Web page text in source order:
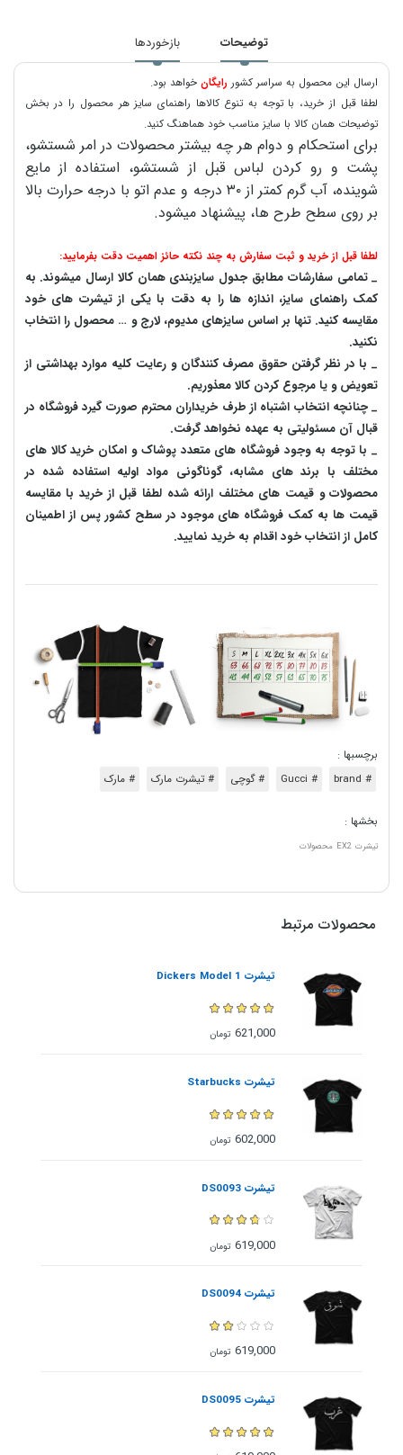
توضیحات بازخوردها
ارسال این محصول به سراسر کشور رایگانخواهد بود.
لطفا قبل از خرید، با توجه به تنوع کالاها راهنمای سایز هر محصول را در بخش
توضیحات همان کالا با سایز مناسب خود هماهنگ کنید.
برای استحکام و دوام هر چه بیشتر محصولات در امر شستشو،
پشت و رو کردن لباس قبل از شستشو، استفاده از مایع
شوینده، آب گرم کمتر از ۳۰ درجه و عدم اتو با درجه حرارت بالا
بر روی سطح طرح ها، پیشنهاد میشود.
لطفا قبل از خرید و ثبت سفارش به چند نکته حائز اهمیت دقت بفرمایید:
_ تمامی سفارشات مطابق جدول سایزبندی همان کالا ارسال میشوند. به
کمک راهنمای سایز، اندازه ها را به دقت با یکی از تیشرت های خود
مقایسه کنید. تنها بر اساس سایزهای مدیوم، لارج و … محصول را انتخاب
نکنید.
_ با در نظر گرفتن حقوق مصرف کنندگان و رعایت کلیه موارد بهداشتی از
تعویض و یا مرجوع کردن کالا معذوریم.
_ چنانچه انتخاب اشتباه از طرف خریداران محترم صورت گیرد فروشگاه در
قبال آن مسئولیتی به عهده نخواهد گرفت.
_ با توجه به‌ وجود فروشگاه های متعدد‌ پوشاک و امکان خرید کالا های
مختلف با برند های مشابه، گوناگونی مواد اولیه استفاده شده در
محصولات و قیمت های مختلف ارائه شده لطفا قبل از خرید با مقایسه
قیمت ها به کمک فروشگاه های موجود در سطح کشور پس از اطمینان
کامل از انتخاب خود اقدام به خرید نمایید.
برچسبها :
# brand
# Gucci # گوچی # تیشرت مارک # مارک
بخشها :
تیشرت EX2 محصولات
محصولات مرتبط
تیشرت Dickers Model 1
621,000 تومان
تیشرت Starbucks
602,000 تومان
تیشرت DS0093
619,000 تومان
تیشرت DS0094
619,000 تومان
تیشرت DS0095